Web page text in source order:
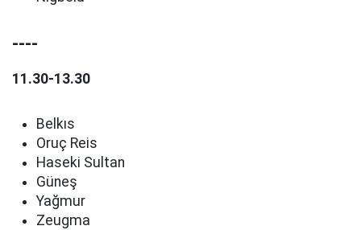
----
11.30-13.30
Belkıs
Oruç Reis
Haseki Sultan
Güneş
Yağmur
Zeugma